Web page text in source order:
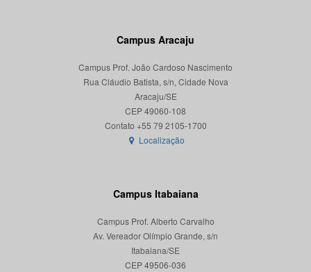
Campus Aracaju
Campus Prof. João Cardoso Nascimento
Rua Cláudio Batista, s/n, Cidade Nova
Aracaju/SE
CEP 49060-108
Localização
Campus Itabaiana
Campus Prof. Alberto Carvalho
Av. Vereador Olímpio Grande, s/n
Itabaiana/SE
CEP 49506-036